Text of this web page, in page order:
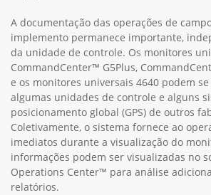
A documentação das operações de
implemento permanece importante,
da unidade de controle. Os monitores
CommandCenter™ G5Plus,
e os monitores universais 4640 podem
algumas unidades de controle e alguns
posicionamento global (GPS) de outros
Coletivamente, o sistema fornece ao
imediatos durante a visualização do
informações podem ser visualizadas no
Operations Center™ para análise
relatórios.